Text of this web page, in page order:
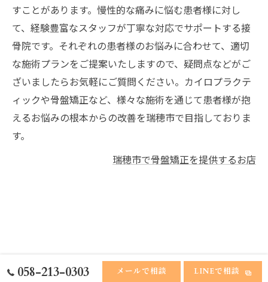
すことがあります。慢性的な痛みに悩む患者様に対し
て、経験豊富なスタッフが丁寧な対応でサポートする接
骨院です。それぞれの患者様のお悩みに合わせて、適切
な施術プランをご提案いたしますので、疑問点などがご
ざいましたらお気軽にご質問ください。カイロプラクテ
ィックや骨盤矯正など、様々な施術を通じて患者様が抱
えるお悩みの根本からの改善を瑞穂市で目指しておりま
す。
瑞穂市で骨盤矯正を提供するお店
058-213-0303 メールで相談 LINEで相談